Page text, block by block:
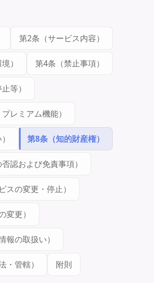
第2条（サービス内容）
） 第4条（禁止事項）
等）
レミアム機能）
第8条（知的財産権）
認および免責事項）
スの変更・停止）
変更）
報の取扱い）
・管轄） 附則